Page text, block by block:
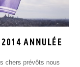
ANNULÉE
chers prévôts nous